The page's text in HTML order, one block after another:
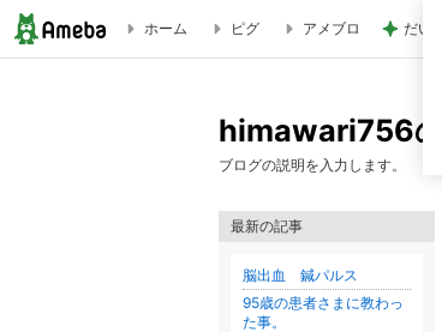
95歳の患者さまに教わった事。 | himawari756の
ホーム ピグ アメブロ だい
himawari756の
ブログの説明を入力します。
最新の記事
脳出血 鍼パルス
95歳の患者さまに教わっ
た事。